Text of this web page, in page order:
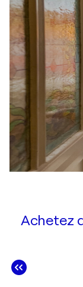
Achetez